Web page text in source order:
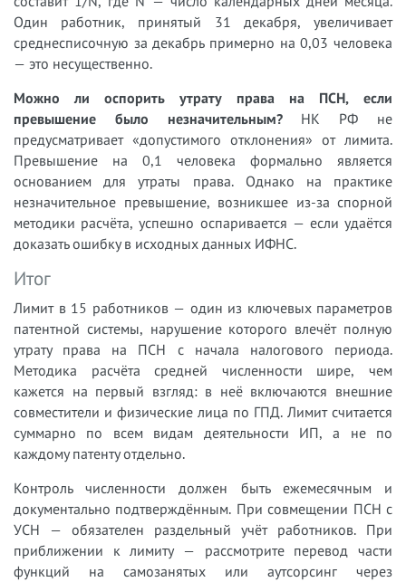
Один работник, принятый 31 декабря, увеличивает
среднесписочную за декабрь примерно на 0,03 человека
— это несущественно.
Можно ли оспорить утрату права на ПСН, если
превышение было незначительным?НК РФ не
предусматривает «допустимого отклонения» от лимита.
Превышение на 0,1 человека формально является
основанием для утраты права. Однако на практике
незначительное превышение, возникшее из-за спорной
методики расчёта, успешно оспаривается — если удаётся
доказать ошибку в исходных данных ИФНС.
Итог
Лимит в 15 работников — один из ключевых параметров
патентной системы, нарушение которого влечёт полную
утрату права на ПСН с начала налогового периода.
Методика расчёта средней численности шире, чем
кажется на первый взгляд: в неё включаются внешние
совместители и физические лица по ГПД. Лимит считается
суммарно по всем видам деятельности ИП, а не по
каждому патенту отдельно.
Контроль численности должен быть ежемесячным и
документально подтверждённым. При совмещении ПСН с
УСН — обязателен раздельный учёт работников. При
приближении к лимиту — рассмотрите перевод части
функций на самозанятых или аутсорсинг через